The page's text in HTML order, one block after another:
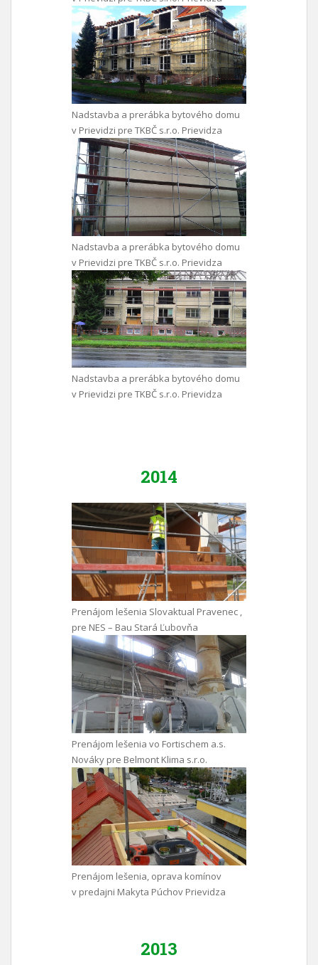
Nadstavba a prerábka bytového domu
v Prievidzi pre TKBČ s.r.o. Prievidza
Nadstavba a prerábka bytového domu
v Prievidzi pre TKBČ s.r.o. Prievidza
Nadstavba a prerábka bytového domu
v Prievidzi pre TKBČ s.r.o. Prievidza
2014
Prenájom lešenia Slovaktual Pravenec ,
pre NES – Bau Stará Ľubovňa
Prenájom lešenia vo Fortischem a.s.
Nováky pre Belmont Klima s.r.o.
Prenájom lešenia, oprava komínov
v predajni Makyta Púchov Prievidza
2013